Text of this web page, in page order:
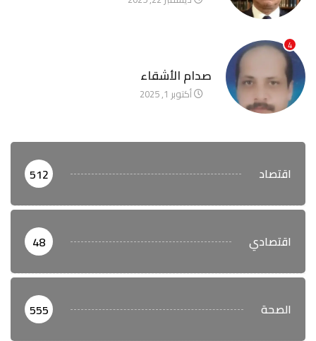
4
صدام الأشقاء
أكتوبر 1, 2025
اقتصاد 512
اقتصادي 48
الصحة 555